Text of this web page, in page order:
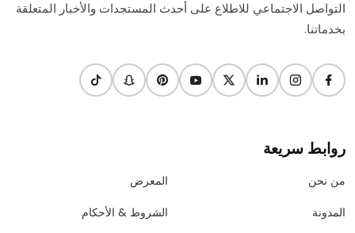
التواصل الاجتماعي للاطلاع على أحدث المستجدات والأخبار المتعلقة
بخدماتنا.
روابط سريعة
من نحن
المدونة
المعرض
الشروط & الأحكام